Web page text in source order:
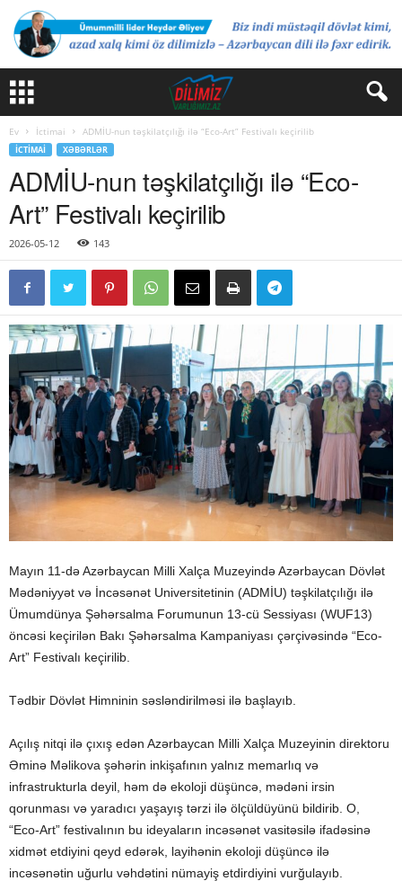
Ev İctimai ADMİU-nun təşkilatçılığı ilə “Eco-Art” Festivalı keçirilib
İCTIMAI XƏBƏRLƏR
ADMİU-nun təşkilatçılığı ilə “Eco-
Art” Festivalı keçirilib
2026-05-12 143
Mayın 11-də Azərbaycan Milli Xalça Muzeyində Azərbaycan Dövlət
Mədəniyyət və İncəsənət Universitetinin (ADMİU) təşkilatçılığı ilə
Ümumdünya Şəhərsalma Forumunun 13-cü Sessiyası (WUF13)
öncəsi keçirilən Bakı Şəhərsalma Kampaniyası çərçivəsində “Eco-
Art” Festivalı keçirilib.
Tədbir Dövlət Himninin səsləndirilməsi ilə başlayıb.
Açılış nitqi ilə çıxış edən Azərbaycan Milli Xalça Muzeyinin direktoru
Əminə Məlikova şəhərin inkişafının yalnız memarlıq və
infrastrukturla deyil, həm də ekoloji düşüncə, mədəni irsin
qorunması və yaradıcı yaşayış tərzi ilə ölçüldüyünü bildirib. O,
“Eco-Art” festivalının bu ideyaların incəsənət vasitəsilə ifadəsinə
xidmət etdiyini qeyd edərək, layihənin ekoloji düşüncə ilə
incəsənətin uğurlu vəhdətini nümayiş etdirdiyini vurğulayıb.